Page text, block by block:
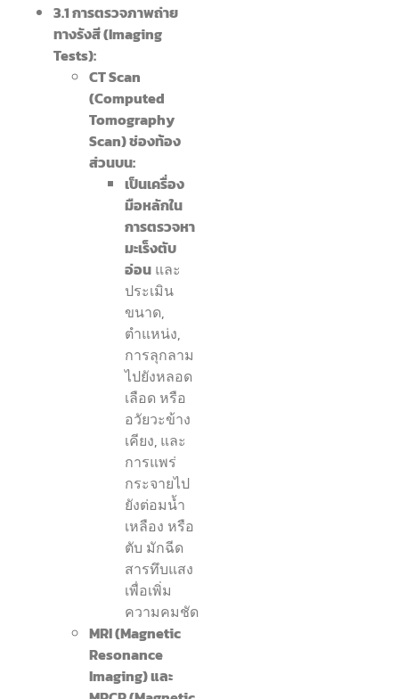
3.1 การตรวจภาพถ่าย
ทางรังสี (Imaging
Tests):
CT Scan
(Computed
Tomography
Scan) ช่องท้อง
ส่วนบน:
เป็นเครื่อง
มือหลักใน
การตรวจหา
มะเร็งตับ
อ่อน และ
ประเมิน
ขนาด,
ตำแหน่ง,
การลุกลาม
ไปยังหลอด
เลือด หรือ
อวัยวะข้าง
เคียง, และ
การแพร่
กระจายไป
ยังต่อมน้ำ
เหลือง หรือ
ตับ มักฉีด
สารทึบแสง
เพื่อเพิ่ม
ความคมชัด
MRI (Magnetic
Resonance
Imaging) และ